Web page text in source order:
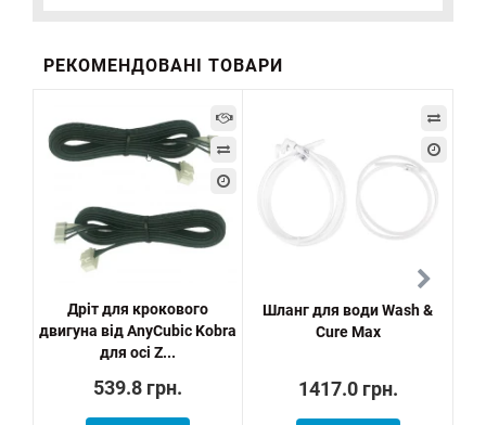
РЕКОМЕНДОВАНІ ТОВАРИ
Дріт для крокового
двигуна від AnyCubic Kobra
для осі Z...
539.8 грн.
Шланг для води Wash &
Cure Max
1417.0 грн.